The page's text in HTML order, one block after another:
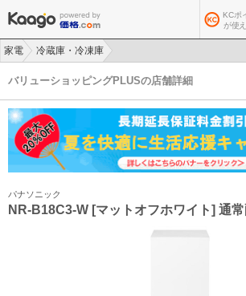
KCポ
が使
家電
冷蔵庫・冷凍庫
バリューショッピングPLUSの店舗詳細
パナソニック
NR-B18C3-W [マットオフホワイト] 通